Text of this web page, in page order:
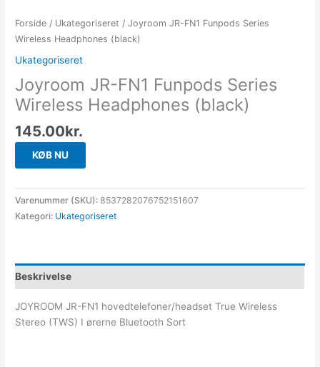
Forside / Ukategoriseret / Joyroom JR-FN1 Funpods Series
Wireless Headphones (black)
Ukategoriseret
Joyroom JR-FN1 Funpods Series
Wireless Headphones (black)
145.00kr.
KØB NU
Varenummer (SKU):8537282076752151607
Kategori: Ukategoriseret
Beskrivelse
JOYROOM JR-FN1 hovedtelefoner/headset True Wireless
Stereo (TWS) I ørerne Bluetooth Sort